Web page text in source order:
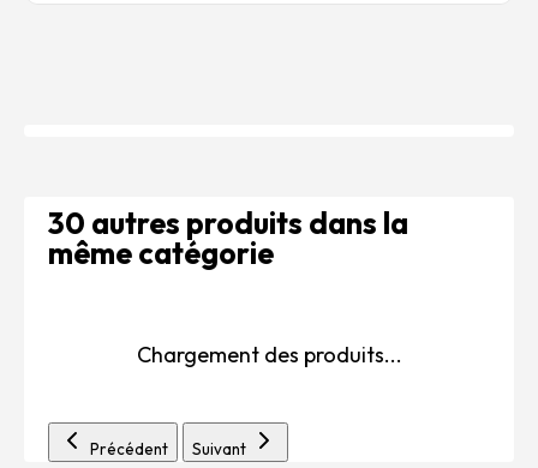
30 autres produits dans la
même catégorie
Chargement des produits...
Précédent Suivant